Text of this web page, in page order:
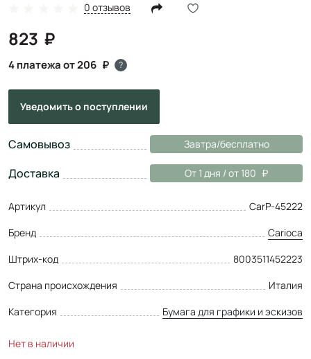
0 отзывов
823
4 платежа от 206 ?
Уведомитьо поступлении
Самовывоз Завтра/бесплатно
Доставка От 1 дня / от 180
Артикул
CarP-45222
Бренд
Carioca
Штрих-код
8003511452223
Страна происхождения
Италия
Категория
Бумага для графики и эскизов
Нет в наличии